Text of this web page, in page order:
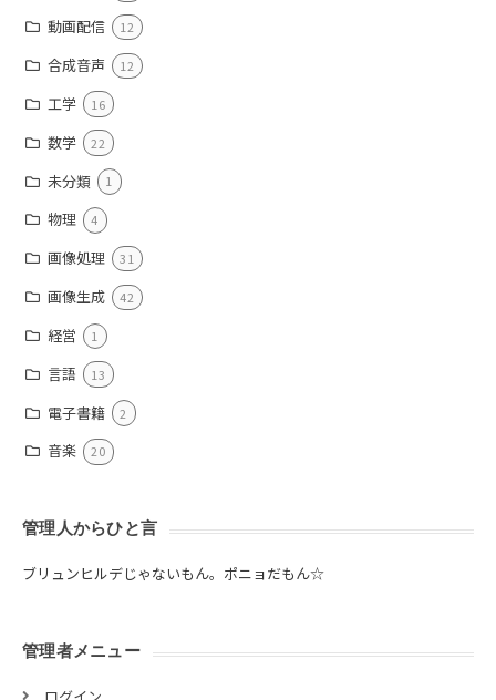
動画配信 12
合成音声 12
工学 16
数学 22
未分類 1
物理 4
画像処理 31
画像生成 42
経営 1
言語 13
電子書籍 2
音楽 20
管理人からひと言
ブリュンヒルデじゃないもん。ポニョだもん☆
管理者メニュー